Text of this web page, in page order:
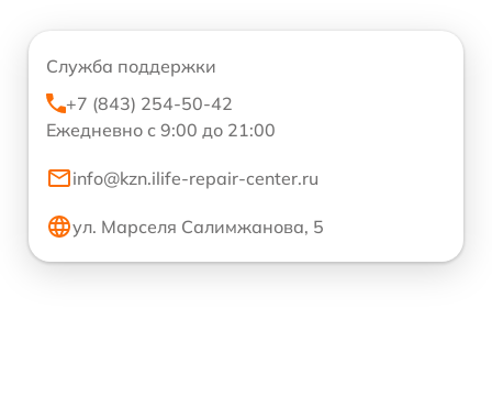
Служба поддержки
+7 (843) 254-50-42
Ежедневно с 9:00 до 21:00
info@kzn.ilife-repair-center.ru
ул. Марселя Салимжанова, 5